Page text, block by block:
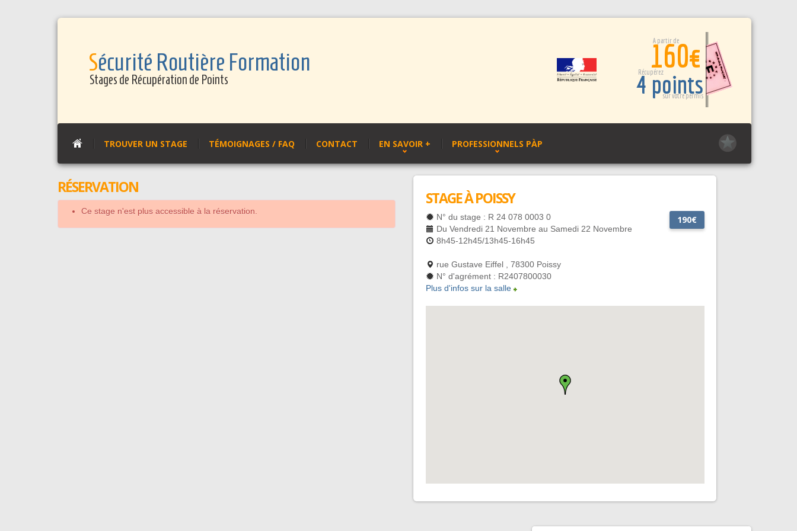
Sécurité Routière Formation
Stages de Récupération de Points
A partir de
160€
Récupérez
4 points
sur votre permis
TROUVER UN STAGE TÉMOIGNAGES / FAQ CONTACT EN SAVOIR + PROFESSIONNELS PÀP
RÉSERVATION
Ce stage n'est plus accessible à la réservation.
STAGE À POISSY
190€
N° du stage : R 24 078 0003 0
Du Vendredi 21 Novembre au Samedi 22 Novembre
8h45-12h45/13h45-16h45
rue Gustave Eiffel , 78300 Poissy
N° d'agrément : R2407800030
Plus d'infos sur la salle